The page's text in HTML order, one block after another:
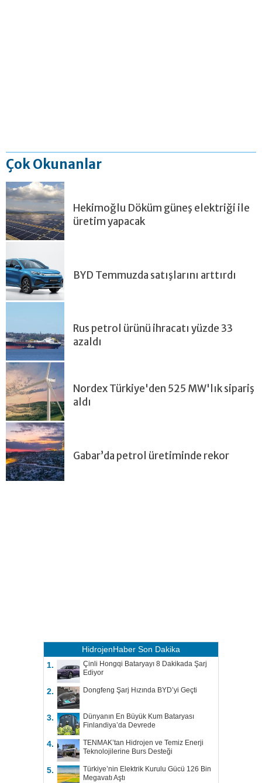
Çok Okunanlar
Hekimoğlu Döküm güneş elektriği ile
üretim yapacak
BYD Temmuzda satışlarını arttırdı
Rus petrol ürünü ihracatı yüzde 33
azaldı
Nordex Türkiye'den 525 MW'lık sipariş
aldı
Gabar’da petrol üretiminde rekor
HidrojenHaber Son Dakika
1.
Çinli Hongqi Bataryayı 8 Dakikada Şarj
Ediyor
2. Dongfeng Şarj Hızında BYD’yi Geçti
3.
Dünyanın En Büyük Kum Bataryası
Finlandiya’da Devrede
4.
TENMAK’tan Hidrojen ve Temiz Enerji
Teknolojilerine Burs Desteği
5.
Türkiye’nin Elektrik Kurulu Gücü 126 Bin
Megavatı Aştı